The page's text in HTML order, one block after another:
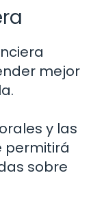
mejor
y las
permitirá
sobre